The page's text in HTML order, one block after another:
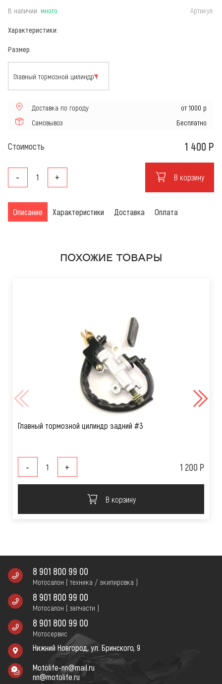
В наличии: много Артикул:
Характеристики:
Размер
Доставка по городу
от 1000 р
Самовывоз
Бесплатно
Стоимость 1 400 Р
- + В корзину
Описание Характеристики Доставка Оплата
ПОХОЖИЕ ТОВАРЫ
Главный тормозной цилиндр задний #3
- + 1 200 Р
В корзину
8 901 800 99 00
Мотосалон ( техника / экипировка )
8 901 800 99 00
Мотосалон ( запчасти )
8 901 800 99 00
Мотосервис
Нижний Новгород, ул. Бринского, 9
Motolife-nn@mail.ru
nn@motolife.ru